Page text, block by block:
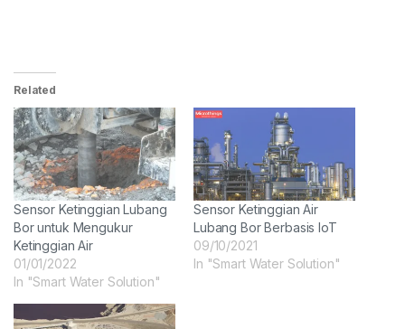
Related
Sensor Ketinggian Lubang
Bor untuk Mengukur
Ketinggian Air
01/01/2022
In "Smart Water Solution"
Sensor Ketinggian Air
Lubang Bor Berbasis IoT
09/10/2021
In "Smart Water Solution"